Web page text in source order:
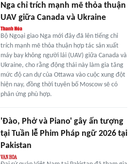
Nga chỉ trích mạnh mẽ thỏa thuận
UAV giữa Canada và Ukraine
Bộ Ngoại giao Nga mới đây đã lên tiếng chỉ
trích mạnh mẽ thỏa thuận hợp tác sản xuất
máy bay không người lái (UAV) giữa Canada và
Ukraine, cho rằng động thái này làm gia tăng
mức độ can dự của Ottawa vào cuộc xung đột
hiện nay, đồng thời tuyên bố Moscow sẽ có
phản ứng phù hợp.
'Đào, Phở và Piano' gây ấn tượng
tại Tuần lễ Phim Pháp ngữ 2026 tại
Pakistan